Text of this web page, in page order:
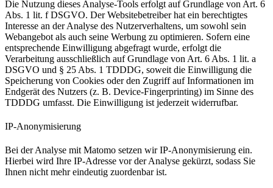
Die Nutzung dieses Analyse-Tools erfolgt auf Grundlage von Art. 6
Abs. 1 lit. f DSGVO. Der Websitebetreiber hat ein berechtigtes
Interesse an der Analyse des Nutzerverhaltens, um sowohl sein
Webangebot als auch seine Werbung zu optimieren. Sofern eine
entsprechende Einwilligung abgefragt wurde, erfolgt die
Verarbeitung ausschließlich auf Grundlage von Art. 6 Abs. 1 lit. a
DSGVO und § 25 Abs. 1 TDDDG, soweit die Einwilligung die
Speicherung von Cookies oder den Zugriff auf Informationen im
Endgerät des Nutzers (z. B. Device-Fingerprinting) im Sinne des
TDDDG umfasst. Die Einwilligung ist jederzeit widerrufbar.
IP-Anonymisierung
Bei der Analyse mit Matomo setzen wir IP-Anonymisierung ein.
Hierbei wird Ihre IP-Adresse vor der Analyse gekürzt, sodass Sie
Ihnen nicht mehr eindeutig zuordenbar ist.